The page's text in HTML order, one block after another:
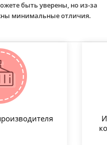
быть уверены, но из-за
минимальные отличия.